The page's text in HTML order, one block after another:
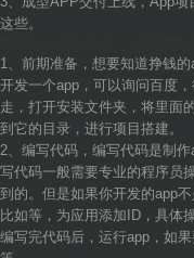
这些。
1、前期准备，想要知道挣钱
开发一个app，可以询问百度
走，打开安装文件夹，将里面
到它的目录，进行项目搭建。
2、编写代码，编写代码是制
写代码一般需要专业的程序员
到的。但是如果你开发的app
比如等，为应用添加ID，具体
编写完代码后，运行app，如